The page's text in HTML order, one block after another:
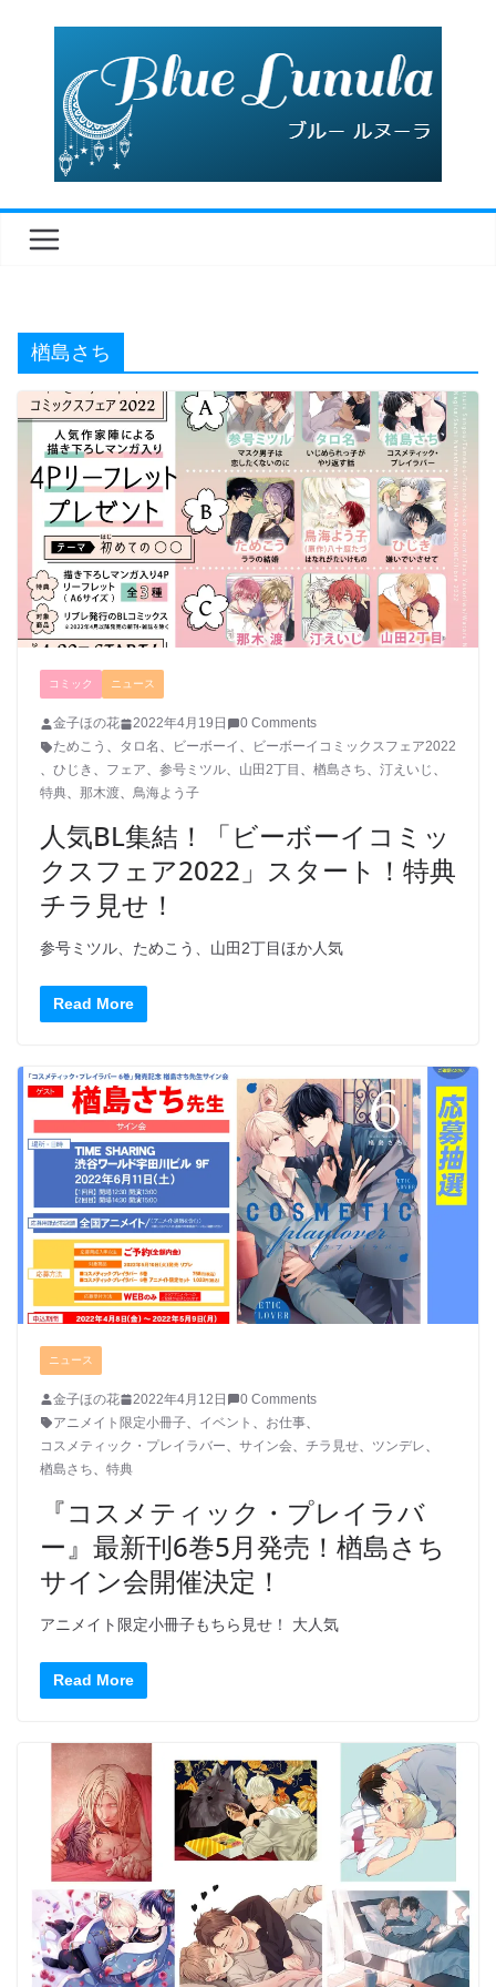
楢島さち
コミック ニュース
金子ほの花 2022年4月19日
0 Comments
ためこう 、 タロ名 、 ビーボーイ 、
ビーボーイコミックスフェア2022
、 ひじき 、 フェア、 参号ミツル、 山田2丁目 、 楢島さち、 汀えいじ 、
特典、 那木渡、 鳥海よう子
人気BL集結！「ビーボーイコミッ
クスフェア2022」スタート！特典
チラ見せ！
参号ミツル、ためこう、山田2丁目ほか人気
Read More
ニュース
金子ほの花 2022年4月12日
0 Comments
アニメイト限定小冊子
イベント お仕事
コスメティック・プレイラバー
サイン会 チラ見せ ツンデレ
楢島さち
特典
『コスメティック・プレイラバ
ー』最新刊6巻5月発売！楢島さち
サイン会開催決定！
アニメイト限定小冊子もちら見せ！ 大人気
Read More